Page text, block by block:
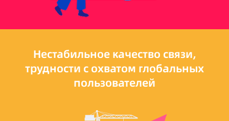
Нестабильное качество связи,
трудности с охватом глобальных
пользователей